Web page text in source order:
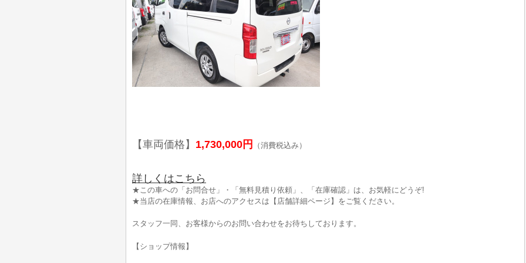
【車両価格】 1,730,000円 （消費税込み）
詳しくはこちら
★この車への「お問合せ」・「無料見積り依頼」、「在庫確認」は、お気軽にどうぞ!
★当店の在庫情報、お店へのアクセスは【店舗詳細ページ】をご覧ください。
スタッフ一同、お客様からのお問い合わせをお待ちしております。
【ショップ情報】